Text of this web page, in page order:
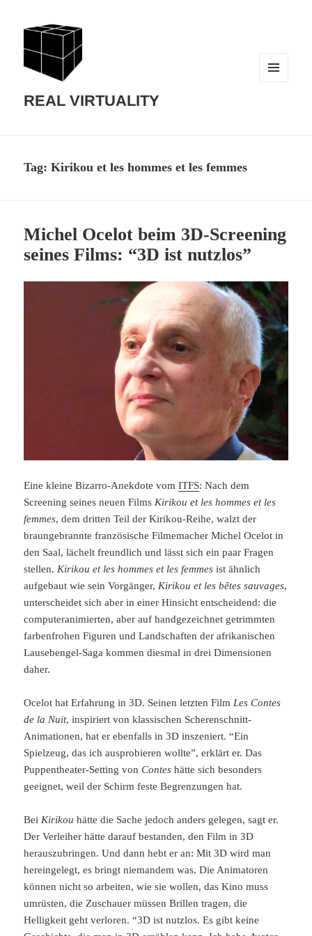
REAL VIRTUALITY
Tag:Kirikou et les hommes et les femmes
Michel Ocelot beim 3D-Screening
seines Films: “3D ist nutzlos”
Eine kleine Bizarro-Anekdote vomITFS: Nach dem
Screening seines neuen Films Kirikou et les hommes et les
femmes, dem dritten Teil der Kirikou-Reihe, walzt der
braungebrannte französische Filmemacher Michel Ocelot in
den Saal, lächelt freundlich und lässt sich ein paar Fragen
stellen. Kirikou et les hommes et les femmes ist ähnlich
aufgebaut wie sein Vorgänger, Kirikou et les bêtes sauvages,
unterscheidet sich aber in einer Hinsicht entscheidend: die
computeranimierten, aber auf handgezeichnet getrimmten
farbenfrohen Figuren und Landschaften der afrikanischen
Lausebengel-Saga kommen diesmal in drei Dimensionen
daher.
Ocelot hat Erfahrung in 3D. Seinen letzten Film Les Contes
de la Nuit, inspiriert von klassischen Scherenschnitt-
Animationen, hat er ebenfalls in 3D inszeniert. “Ein
Spielzeug, das ich ausprobieren wollte”, erklärt er. Das
Puppentheater-Setting vonContes hätte sich besonders
geeignet, weil der Schirm feste Begrenzungen hat.
Bei Kirikou hätte die Sache jedoch anders gelegen, sagt er.
Der Verleiher hätte darauf bestanden, den Film in 3D
herauszubringen. Und dann hebt er an: Mit 3D wird man
hereingelegt, es bringt niemandem was. Die Animatoren
können nicht so arbeiten, wie sie wollen, das Kino muss
umrüsten, die Zuschauer müssen Brillen tragen, die
Helligkeit geht verloren. “3D ist nutzlos. Es gibt keine